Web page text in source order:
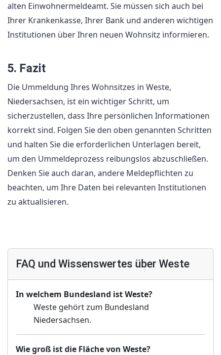
alten Einwohnermeldeamt. Sie müssen sich auch bei
Ihrer Krankenkasse, Ihrer Bank und anderen wichtigen
Institutionen über Ihren neuen Wohnsitz informieren.
5. Fazit
Die Ummeldung Ihres Wohnsitzes in Weste,
Niedersachsen, ist ein wichtiger Schritt, um
sicherzustellen, dass Ihre persönlichen Informationen
korrekt sind. Folgen Sie den oben genannten Schritten
und halten Sie die erforderlichen Unterlagen bereit,
um den Ummeldeprozess reibungslos abzuschließen.
Denken Sie auch daran, andere Meldepflichten zu
beachten, um Ihre Daten bei relevanten Institutionen
zu aktualisieren.
FAQ und Wissenswertes über Weste
In welchem Bundesland ist Weste?
Weste gehört zum Bundesland
Niedersachsen.
Wie groß ist die Fläche von Weste?